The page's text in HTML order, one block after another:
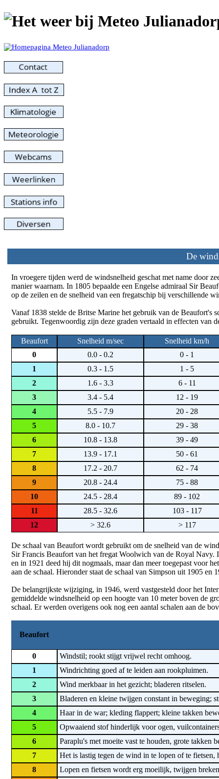
De
In vroegere tijden werd de windsnelheid geschat met name door
manier waarnam. In 1805 bepaalde een Engelse admiraal Sir
op de zeilen en de snelheid van een fregatschip bij verschillende
Vanaf 1838 stelde de Britse Marine het gebruik van de Beaufort's
gebruikt. Tegenwoordig zijn deze graden vertaald in effecten van
Beaufort Snelheid m/sec
Snelheid km/h
0
0.0 - 0.2
0 - 1
1
0.3 - 1.5
1 - 5
2
1.6 - 3.3
6 - 11
3
3.4 - 5.4
12 - 19
4
5.5 - 7.9
20 - 28
5
8.0 - 10.7
29 - 38
6
10.8 - 13.8
39 - 49
7
13.9 - 17.1
50 - 61
8
17.2 - 20.7
62 - 74
9
20.8 - 24.4
75 - 88
10
24.5 - 28.4
89 - 102
11
28.5 - 32.6
103 - 117
12
> 32.6 > 117
De schaal van Beaufort wordt gebruikt om de snelheid van de
Sir Francis Beaufort van het fregat Woolwich van de Royal Navy.
en in 1921 deed hij dit nogmaals, maar dan meer toegepast voor
aan de schaal. Hieronder staat de schaal van Simpson uit 1905 en
De belangrijkste wijziging, in 1946, werd vastgesteld door het
gemiddelde windsnelheid op een hoogte van 10 meter boven de
schaal. Er werden overigens ook nog een aantal schalen aan de
Beaufort
0
Windstil; rookt stijgt vrijwel recht omhoog.
1
Windrichting goed af te leiden aan rookpluimen.
2
Wind merkbaar in het gezicht; bladeren ritselen.
3
Bladeren en kleine twijgen constant in beweging;
4
Haar in de war; kleding flappert; kleine takken
5
Opwaaiend stof hinderlijk voor ogen,
6
Paraplu's met moeite vast te houden, grote takken
7
Het is lastig tegen de wind in te lopen of te fietsen,
8
Lopen en fietsen wordt erg moeilijk, twijgen